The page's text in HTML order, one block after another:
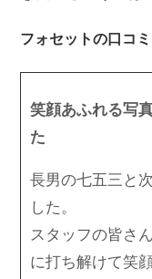
フォセットの口コ
笑顔あふれる写
た
長男の七五三と
した。
スタッフの皆さ
に打ち解けて笑